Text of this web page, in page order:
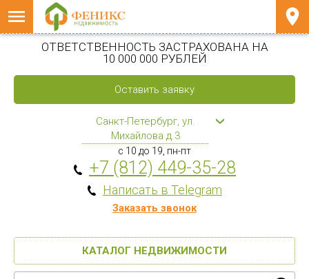
ОТВЕТСТВЕННОСТЬ ЗАСТРАХОВАНА НА
10 000 000 РУБЛЕЙ
Оставить заявку
Санкт-Петербург, ул.
Михайлова д.3
с 10 до 19, пн-пт
+7 (812) 449-35-28
Написать в Telegram
Заказать звонок
КАТАЛОГ НЕДВИЖИМОСТИ